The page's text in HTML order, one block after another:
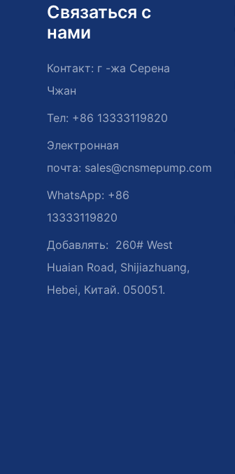
Связаться с
нами
Контакт: г -жа Серена
Чжан
Тел: +86 13333119820
Электронная
почта: sales@cnsmepump.com
WhatsApp: +86
13333119820
Добавлять: 260# West
Huaian Road, Shijiazhuang,
Hebei, Китай. 050051.